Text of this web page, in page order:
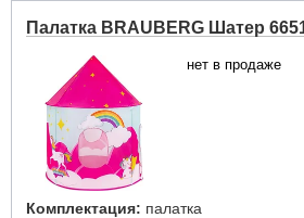
Палатка BRAUBERG Шатер
нет в продаже
Комплектация: палатка